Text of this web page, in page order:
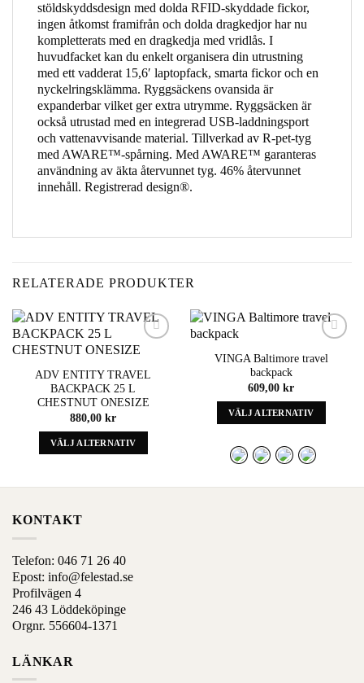
stöldskyddsdesign med dolda RFID-skyddade fickor,
ingen åtkomst framifrån och dolda dragkedjor har nu
kompletterats med en dragkedja med vridlås. I
huvudfacket kan du enkelt organisera din utrustning
med ett vadderat 15,6′ laptopfack, smarta fickor och en
nyckelringsklämma. Ryggsäckens ovansida är
expanderbar vilket ger extra utrymme. Ryggsäcken är
också utrustad med en integrerad USB-laddningsport
och vattenavvisande material. Tillverkad av R-pet-tyg
med AWARE™-spårning. Med AWARE™ garanteras
användning av äkta återvunnet tyg. 46% återvunnet
innehåll. Registrerad design®.
RELATERADE PRODUKTER
Add to
ADV ENTITY TRAVEL
BACKPACK 25 L
CHESTNUT ONESIZE
880,00 kr
VÄLJ ALTERNATIV
väljas
på
sida
wishlist
VINGA Baltimore travel
backpack
609,00 kr
VÄLJ ALTERNATIV
produkt
har
KONTAKT
Telefon: 046 71 26 40
Epost: info@felestad.se
Profilvägen 4
246 43 Löddeköpinge
Orgnr. 556604-1371
LÄNKAR